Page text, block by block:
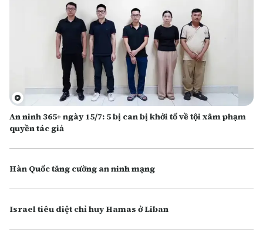
An ninh 365+ ngày 15/7: 5 bị can bị khởi tố về tội xâm phạm
quyền tác giả
Hàn Quốc tăng cường an ninh mạng
Israel tiêu diệt chỉ huy Hamas ở Liban